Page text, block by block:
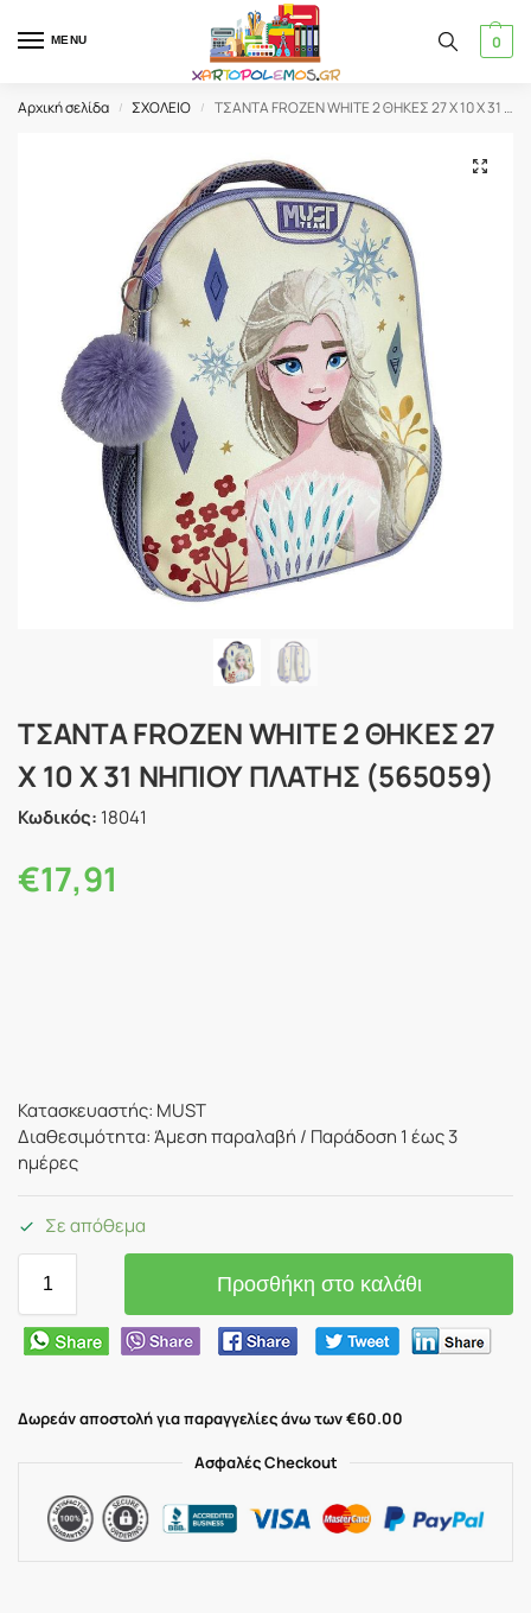
MENU 0
Αρχική σελίδα / ΣΧΟΛΕΙΟ / ΤΣΑΝΤΑ FROZEN WHITE 2 ΘΗΚΕΣ 27 Χ 10 X 31 ΝΗΠΙΟΥ ΠΛΑΤΗΣ (565059)
ΤΣΑΝΤΑ FROZEN WHITE 2 ΘΗΚΕΣ 27
Χ 10 X 31 ΝΗΠΙΟΥ ΠΛΑΤΗΣ (565059)
Κωδικός: 18041
€17,91
Κατασκευαστής: MUST
Διαθεσιμότητα: Άμεση παραλαβή / Παράδoση 1 έως 3
ημέρες
Σε απόθεμα
Προσθήκη στο καλάθι
Δωρεάν αποστολή για παραγγελίες άνω των €60.00
Ασφαλές Checkout